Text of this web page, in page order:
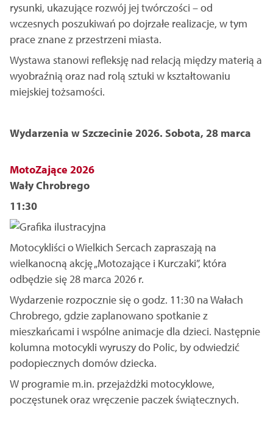
rysunki, ukazujące rozwój jej twórczości – od
wczesnych poszukiwań po dojrzałe realizacje, w tym
prace znane z przestrzeni miasta.
Wystawa stanowi refleksję nad relacją między materią a
wyobraźnią oraz nad rolą sztuki w kształtowaniu
miejskiej tożsamości.
Wydarzenia w Szczecinie 2026. Sobota, 28 marca
MotoZające 2026
Wały Chrobrego
11:30
Motocykliści o Wielkich Sercach zapraszają na
wielkanocną akcję „Motozające i Kurczaki”, która
odbędzie się 28 marca 2026 r.
Wydarzenie rozpocznie się o godz. 11:30 na Wałach
Chrobrego, gdzie zaplanowano spotkanie z
mieszkańcami i wspólne animacje dla dzieci. Następnie
kolumna motocykli wyruszy do Polic, by odwiedzić
podopiecznych domów dziecka.
W programie m.in. przejażdżki motocyklowe,
poczęstunek oraz wręczenie paczek świątecznych.